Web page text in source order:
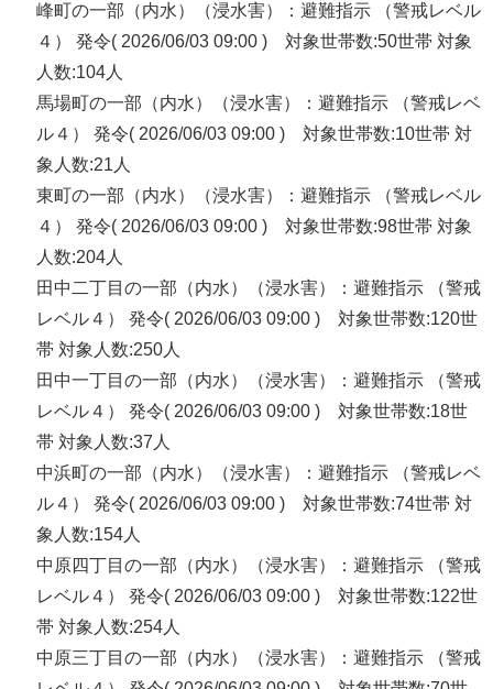
峰町の一部（内水）（浸水害）：避難指示 （警戒レベル
４） 発令( 2026/06/03 09:00 ) 対象世帯数:50世帯 対象
人数:104人
馬場町の一部（内水）（浸水害）：避難指示 （警戒レベ
ル４） 発令( 2026/06/03 09:00 ) 対象世帯数:10世帯 対
象人数:21人
東町の一部（内水）（浸水害）：避難指示 （警戒レベル
４） 発令( 2026/06/03 09:00 ) 対象世帯数:98世帯 対象
人数:204人
田中二丁目の一部（内水）（浸水害）：避難指示 （警戒
レベル４） 発令( 2026/06/03 09:00 ) 対象世帯数:120世
帯 対象人数:250人
田中一丁目の一部（内水）（浸水害）：避難指示 （警戒
レベル４） 発令( 2026/06/03 09:00 ) 対象世帯数:18世
帯 対象人数:37人
中浜町の一部（内水）（浸水害）：避難指示 （警戒レベ
ル４） 発令( 2026/06/03 09:00 ) 対象世帯数:74世帯 対
象人数:154人
中原四丁目の一部（内水）（浸水害）：避難指示 （警戒
レベル４） 発令( 2026/06/03 09:00 ) 対象世帯数:122世
帯 対象人数:254人
中原三丁目の一部（内水）（浸水害）：避難指示 （警戒